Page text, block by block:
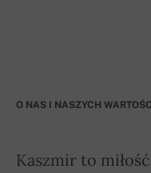
O NAS I NASZYCH
Kaszmir to